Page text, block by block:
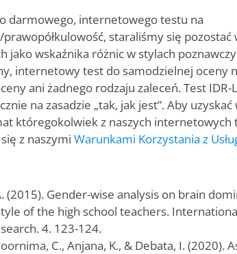
darmowego, internetowego testu na
prawopółkulowość, staraliśmy się
jako wskaźnika różnic w stylach
internetowy test do samodzielnej oceny
ani żadnego rodzaju zaleceń. Test IDR-
na zasadzie „tak, jak jest”. Aby uzyskać
któregokolwiek z naszych internetowych
z naszymi Warunkami Korzystania z
(2015). Gender-wise analysis on brain
of the high school teachers.
4. 123-124.
C., Anjana, K., & Debata, I. (2020).